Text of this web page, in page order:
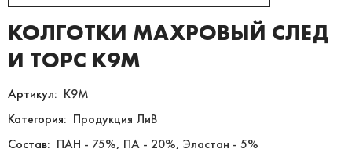
КОЛГОТКИ МАХРОВЫЙ СЛЕД
И ТОРС К9М
Артикул: К9М
Категория: Продукция ЛиВ
Состав: ПАН - 75%, ПА - 20%, Эластан - 5%